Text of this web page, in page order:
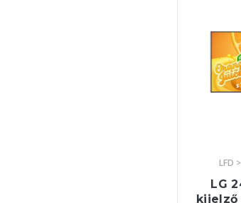
LFD
LG
kijelző